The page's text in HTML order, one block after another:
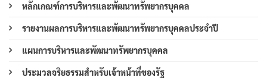
หลักเกณฑ์การบริหารและพัฒนาทรัพยากรบุคคล
รายงานผลการบริหารและพัฒนาทรัพยากรบุคคลประจำปี
แผนการบริหารและพัฒนาทรัพยากรบุคคล
ประมวลจริยธรรมสำหรับเจ้าหน้าที่ของรัฐ